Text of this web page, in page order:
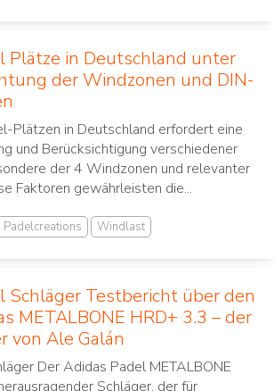
Plätze in Deutschland unter
der Windzonen und DIN-
Plätzen in Deutschland erfordert eine
und Berücksichtigung verschiedener
der 4 Windzonen und relevanter
Faktoren gewährleisten die...
Padelcreations Windlast
Schläger Testbericht über den
METALBONE HRD+ 3.3 – der
von Ale Galán
Der Adidas Padel METALBONE
Schläger, der für